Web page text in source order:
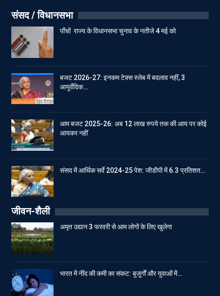
संसद / विधानसभा
पाँचों राज्य के विधानसभा चुनाव के नतीजे 4 मई को
बजट 2026-27: इनकम टेक्स स्लेब में बदलाव नहीं, 3
आयुर्वेदिक…
आम बजट 2025-26: अब 12 लाख रुपये तक की आय पर कोई
आयकर नहीं
संसद में आर्थिक सर्वे 2024-25 पेश: जीडीपी में 6.3 प्रतिशत…
जीवन-शैली
अमृत उद्यान 3 फरवरी से आम लोगों के लिए खुलेगा
भारत में नींद की कमी का संकट: बुजुर्गों और युवाओं में…